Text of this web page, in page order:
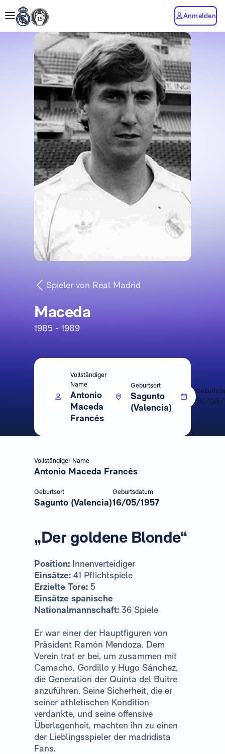
Anmelden
Spieler von Real Madrid
Maceda
1985 - 1989
Vollständiger
Name
Antonio
Maceda
Francés
Geburtsort
Sagunto
(Valencia)
16/05/
Vollständiger Name
Antonio Maceda Francés
Geburtsort
Sagunto (Valencia)
Geburtsdatum
16/05/1957
„Der goldene Blonde“
Position: Innenverteidiger
Einsätze: 41 Pflichtspiele
Erzielte Tore: 5
Einsätze spanische
Nationalmannschaft: 36 Spiele
Er war einer der Hauptfiguren von
Präsident Ramón Mendoza. Dem
Verein trat er bei, um zusammen mit
Camacho, Gordillo y Hugo Sánchez,
die Generation der Quinta del Buitre
anzuführen. Seine Sicherheit, die er
seiner athletischen Kondition
verdankte, und seine offensive
Überlegenheit, machten ihn zu einen
der Lieblingsspieler der madridista
Fans.